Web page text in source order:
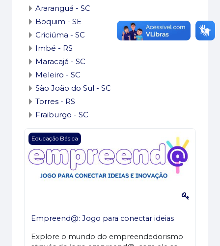
Araranguá - SC
Boquim - SE
Criciúma - SC
Imbé - RS
Maracajá - SC
Meleiro - SC
São João do Sul - SC
Torres - RS
Fraiburgo - SC
Imagem do curso Empreend@: Jogo para conectar
Educação Básica
Empreend@: Jogo para conectar ideias
Explore o mundo do empreendedorismo